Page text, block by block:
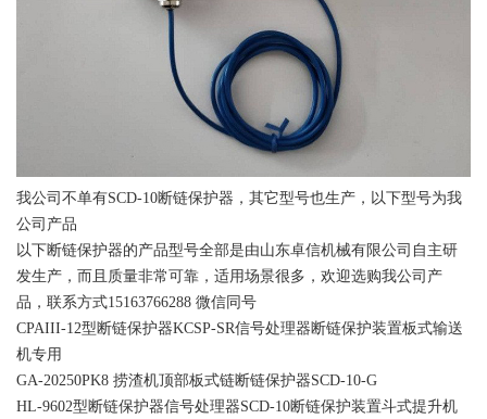
我公司不单有SCD-10断链保护器，其它型号也生产，以下型号为我
公司产品
以下断链保护器的产品型号全部是由山东卓信机械有限公司自主研
发生产，而且质量非常可靠，适用场景很多，欢迎选购我公司产
品，联系方式15163766288 微信同号
CPAIII-12型断链保护器KCSP-SR信号处理器断链保护装置板式输送
机专用
GA-20250PK8 捞渣机顶部板式链断链保护器SCD-10-G
HL-9602型断链保护器信号处理器SCD-10断链保护装置斗式提升机